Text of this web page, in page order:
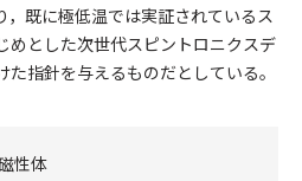
，既に極低温では実証されているス
めとした次世代スピントロニクスデ
指針を与えるものだとしている。
性体